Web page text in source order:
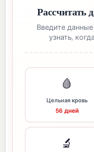
Рассчитать
Введите
узнать,
🩸
Цельная кровь
56 дней
🔬